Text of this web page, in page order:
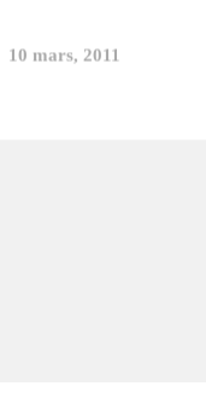
10 mars, 2011